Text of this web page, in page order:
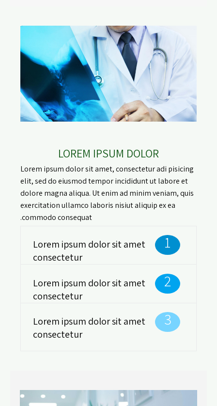
LOREM IPSUM DOLOR
Lorem ipsum dolor sit amet, consectetur adi pisicing
elit, sed do eiusmod tempor incididunt ut labore et
dolore magna aliqua. Ut enim ad minim veniam, quis
exercitation ullamco laboris nisiut aliquip ex ea
commodo consequat.
1
Lorem ipsum dolor sit amet
consectetur
2
Lorem ipsum dolor sit amet
consectetur
3
Lorem ipsum dolor sit amet
consectetur